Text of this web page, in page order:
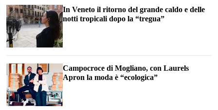
In Veneto il ritorno del grande caldo e delle
notti tropicali dopo la “tregua”
Campocroce di Mogliano, con Laurels
Apron la moda è “ecologica”